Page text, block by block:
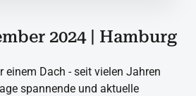
live (PDF)2024 | Hamburg
einem Dach - seit vielen Jahren
spannende und aktuelle